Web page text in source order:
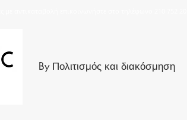
By Πολιτισμός και διακόσμηση